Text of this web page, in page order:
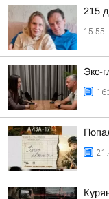
215
15:55
Экс-